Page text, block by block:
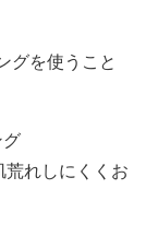
グを使うこと
荒れしにくくお